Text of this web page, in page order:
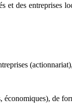
et des entreprises
(actionnariat),
de